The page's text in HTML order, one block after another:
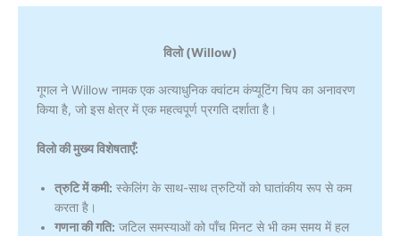
विलो (Willow)
गूगल ने Willow नामक एक अत्याधुनिक क्वांटम कंप्यूटिंग चिप का अनावरण
किया है, जो इस क्षेत्र में एक महत्वपूर्ण प्रगति दर्शाता है।
विलो की मुख्य विशेषताएँ:
त्रुटि में कमी: स्केलिंग के साथ-साथ त्रुटियों को घातांकीय रूप से कम
करता है।
गणना की गति: जटिल समस्याओं को पाँच मिनट से भी कम समय में हल